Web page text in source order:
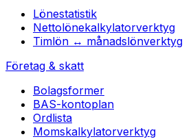
Lönestatistik
Nettolönekalkylatorverktyg
Timlön ↔ månadslönverktyg
Företag & skatt
Bolagsformer
BAS-kontoplan
Ordlista
Momskalkylatorverktyg